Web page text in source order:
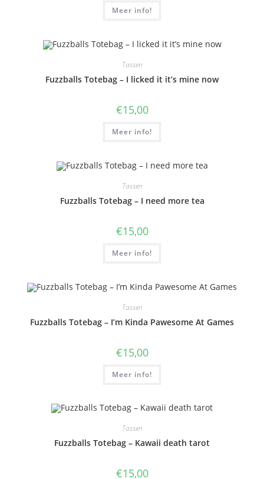
Meer info!
Tassen
Fuzzballs Totebag – I licked it it’s mine now
€15,00
Meer info!
Tassen
Fuzzballs Totebag – I need more tea
€15,00
Meer info!
Tassen
Fuzzballs Totebag – I’m Kinda Pawesome At Games
€15,00
Meer info!
Tassen
Fuzzballs Totebag – Kawaii death tarot
€15,00